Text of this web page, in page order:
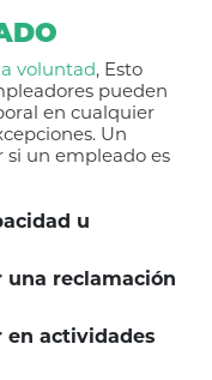
voluntad, Esto
pueden
en cualquier
Un
un empleado es
u
una reclamación
en actividades